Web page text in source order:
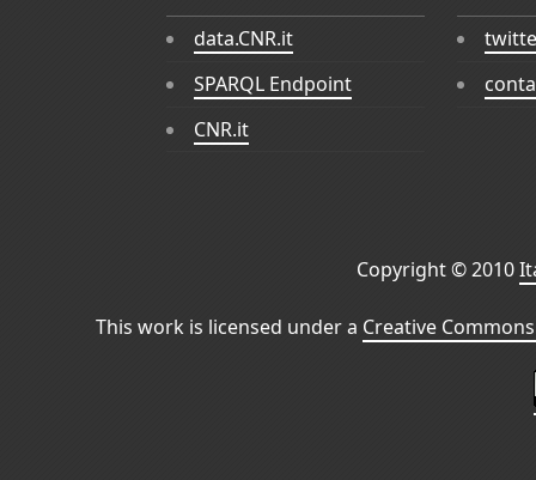
data.CNR.it
SPARQL Endpoint
CNR.it
Copyright © 2010
This work is licensed under a Creative